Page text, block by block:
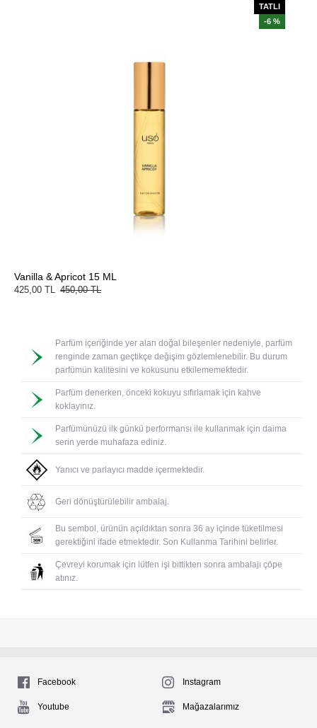
TATLI
-6 %
Vanilla & Apricot 15 ML
425,00 TL 450,00 TL
Parfüm içeriğinde yer alan doğal bileşenler nedeniyle, parfüm
renginde zaman geçtikçe değişim gözlemlenebilir. Bu durum
parfümün kalitesini ve kokusunu etkilememektedir.
Parfüm denerken, önceki kokuyu sıfırlamak için kahve
koklayınız.
Parfümünüzü ilk günkü performansı ile kullanmak için daima
serin yerde muhafaza ediniz.
Yanıcı ve parlayıcı madde içermektedir.
Geri dönüştürülebilir ambalaj.
Bu sembol, ürünün açıldıktan sonra 36 ay içinde tüketilmesi
gerektiğini ifade etmektedir. Son Kullanma Tarihini belirler.
Çevreyi korumak için lütfen işi bittikten sonra ambalajı çöpe
atınız.
Facebook Instagram
Youtube Mağazalarımız